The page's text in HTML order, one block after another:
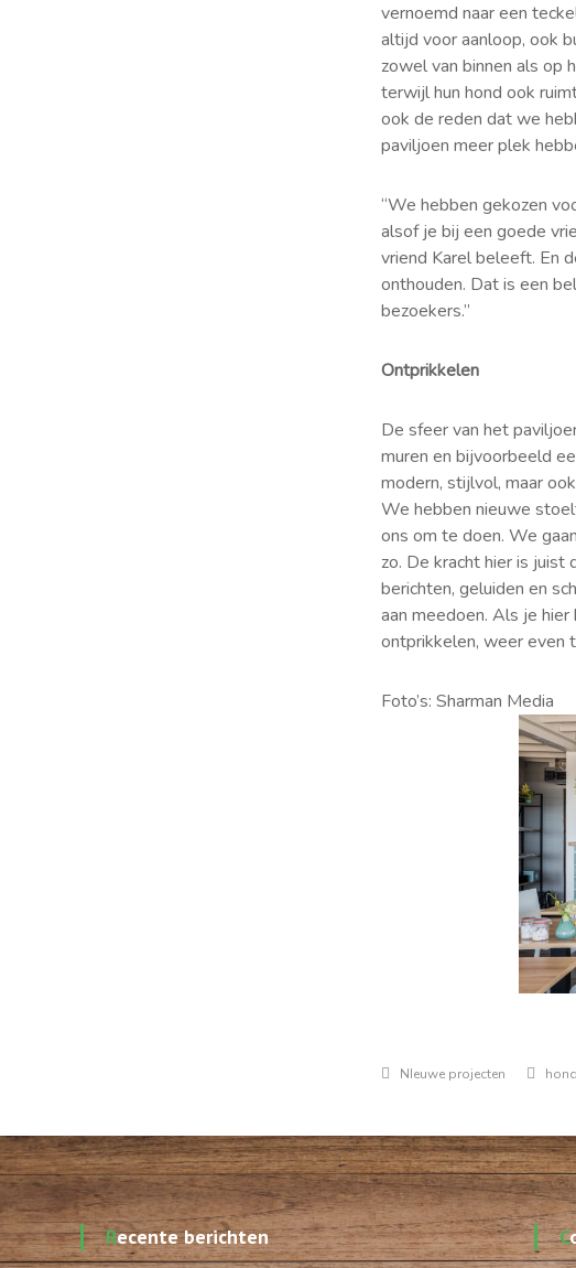
vernoemd naar een
altijd voor aanloop, ook
zowel van binnen als op
terwijl hun hond ook
ook de reden dat we
paviljoen meer plek
“We hebben gekozen
alsof je bij een goede
vriend Karel beleeft. En
onthouden. Dat is een
bezoekers.”
Ontprikkelen
De sfeer van het
muren en bijvoorbeeld
modern, stijlvol, maar
We hebben nieuwe
ons om te doen. We
zo. De kracht hier is
berichten, geluiden en
aan meedoen. Als je
ontprikkelen, weer even
Foto’s: Sharman Media
NIeuwe projecten
Recente berichten